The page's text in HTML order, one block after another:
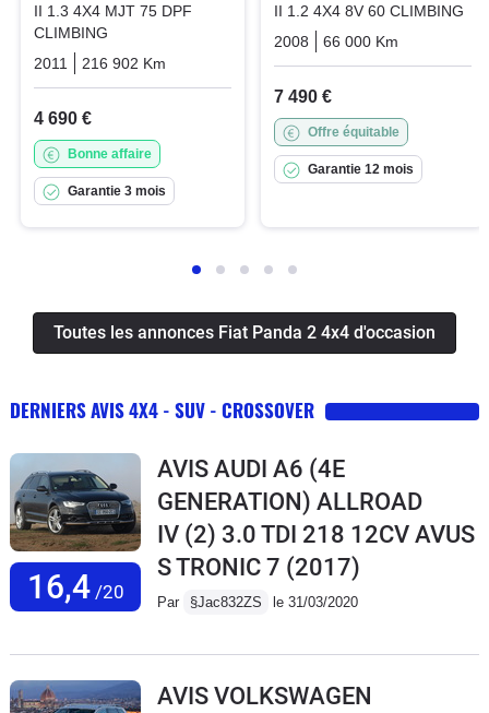
II 1.3 4X4 MJT 75 DPF
CLIMBING
2011
216 902 Km Diesel
4 690 €
Bonne affaire
Garantie 3 mois
II 1.2 4X4 8V 60 CLIMBING
2008
66 000 Km
7 490 €
Offre équitable
Garantie 12 mois
Toutes les annonces Fiat Panda 2 4x4 d'occasion
DERNIERS AVIS 4X4 - SUV - CROSSOVER
16,4/20
AVIS AUDI A6 (4E
GENERATION) ALLROAD
IV (2) 3.0 TDI 218 12CV AVUS
S TRONIC 7 (2017)
Par §Jac832ZS le 31/03/2020
AVIS VOLKSWAGEN